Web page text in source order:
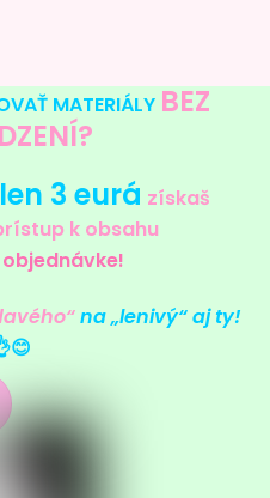
MATERIÁLY BEZ
len 3 eurá získaš
k obsahu
na „lenivý“ aj ty!